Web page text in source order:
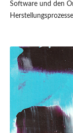
Software und den